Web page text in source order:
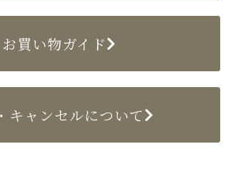
お買い物ガイド
キャンセルについて